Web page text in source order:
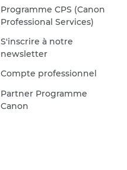
Programme CPS (Canon
Professional Services)
S'inscrire à notre
newsletter
Compte professionnel
Partner Programme
Canon